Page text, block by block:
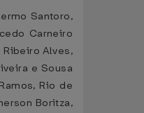
Santoro,
Carneiro
Ribeiro Alves,
e Sousa
Rio de
Boritza,